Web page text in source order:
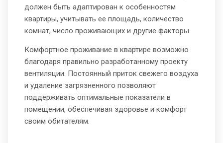
должен быть адаптирован к особенностям
квартиры, учитывать ее площадь, количество
комнат, число проживающих и другие факторы.
Комфортное проживание в квартире возможно
благодаря правильно разработанному проекту
вентиляции. Постоянный приток свежего воздуха
и удаление загрязненного позволяют
поддерживать оптимальные показатели в
помещении, обеспечивая здоровье и комфорт
своим обитателям.